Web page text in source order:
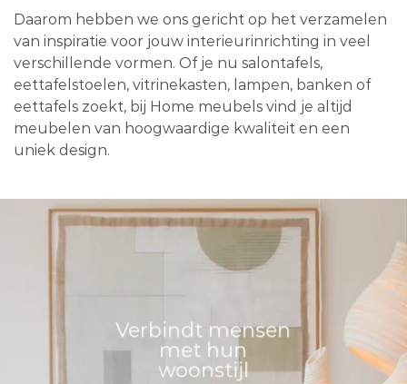
Daarom hebben we ons gericht op het verzamelen
van inspiratie voor jouw interieurinrichting in veel
verschillende vormen. Of je nu salontafels,
eettafelstoelen, vitrinekasten, lampen, banken of
eettafels zoekt, bij Home meubels vind je altijd
meubelen van hoogwaardige kwaliteit en een
uniek design.
Verbindt mensen
met hun
woonstijl